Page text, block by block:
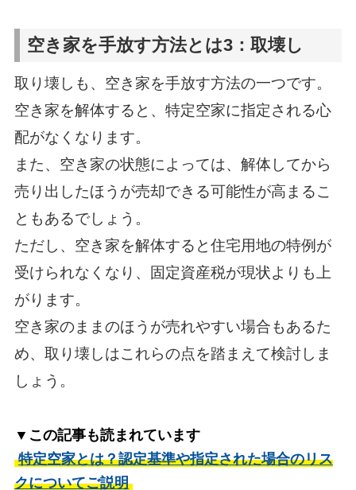
空き家を手放す方法とは3：取壊し
取り壊しも、空き家を手放す方法の一つです。
空き家を解体すると、特定空家に指定される心
配がなくなります。
また、空き家の状態によっては、解体してから
売り出したほうが売却できる可能性が高まるこ
ともあるでしょう。
ただし、空き家を解体すると住宅用地の特例が
受けられなくなり、固定資産税が現状よりも上
がります。
空き家のままのほうが売れやすい場合もあるた
め、取り壊しはこれらの点を踏まえて検討しま
しょう。
▼この記事も読まれています
特定空家とは？認定基準や指定された場合のリス
クについてご説明